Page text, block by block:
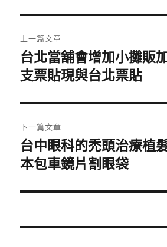
章
導
覽
上一篇文章
上
一
文
章:
台北當舖會增加小攤販
支票貼現與台北票貼
下一篇文章
下
一
文
台中眼科的禿頭治療植
本包車鏡片割眼袋